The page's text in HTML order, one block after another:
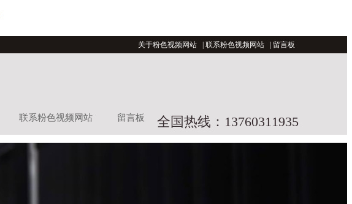
关于粉色视频网站 联系粉色视频网站 留言板
全国热线：13760311935
联系粉色视频网站 留言板